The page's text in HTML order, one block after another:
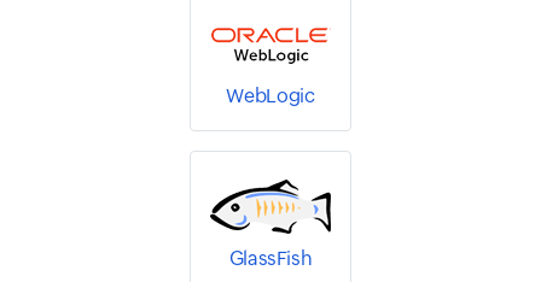
WebLogic
GlassFish